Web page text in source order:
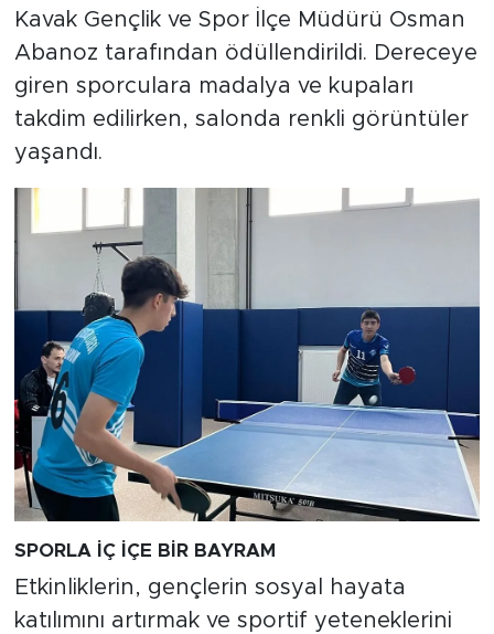
Kavak Gençlik ve Spor İlçe Müdürü Osman
Abanoz tarafından ödüllendirildi. Dereceye
giren sporculara madalya ve kupaları
takdim edilirken, salonda renkli görüntüler
yaşandı.
SPORLA İÇ İÇE BİR BAYRAM
Etkinliklerin, gençlerin sosyal hayata
katılımını artırmak ve sportif yeteneklerini